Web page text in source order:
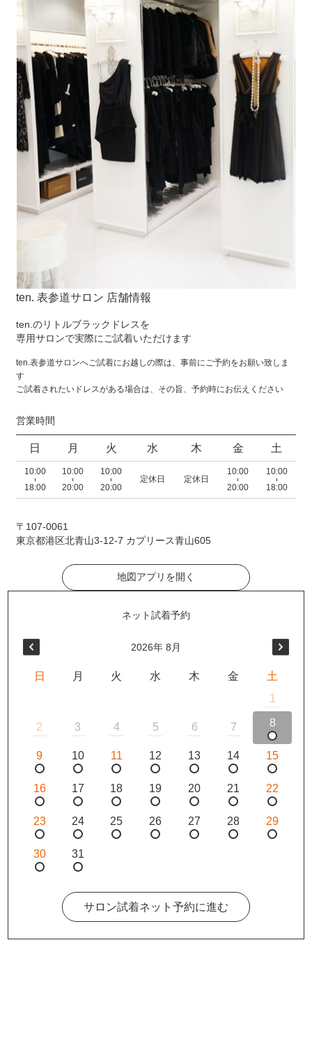
ten. 表参道サロン 店舗情報
ten.のリトルブラックドレスを
専用サロンで実際にご試着いただけます
ten.表参道サロンへご試着にお越しの際は、事前にご予約をお願い致しま
す
ご試着されたいドレスがある場合は、その旨、予約時にお伝えください
営業時間
日 月 火 水 木 金 土
10:00
18:00
10:00
20:00
10:00
20:00
定休日 定休日
10:00
20:00
10:00
18:00
〒107-0061
東京都港区北青山3-12-7 カプリース青山605
地図アプリを開く
2026年 8月
日 月 火 水 木 金
土
1
2 3 4 5 6 7 8
9 10 11 12 13 14 15
16 17 18 19 20 21 22
23 24 25 26 27 28 29
30 31
サロン試着ネット予約に進む